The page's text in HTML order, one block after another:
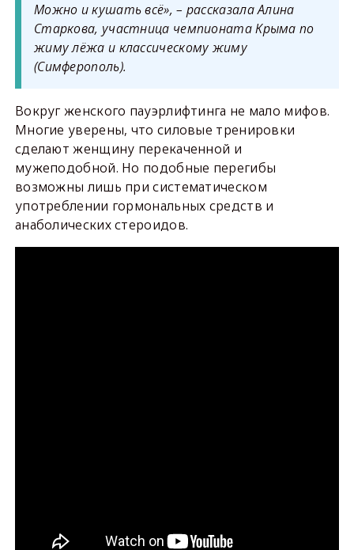
Можно и кушать всё», – рассказала Алина
Старкова, участница чемпионата Крыма по
жиму лёжа и классическому жиму
(Симферополь).
Вокруг женского пауэрлифтинга не мало мифов.
Многие уверены, что силовые тренировки
сделают женщину перекаченной и
мужеподобной. Но подобные перегибы
возможны лишь при систематическом
употреблении гормональных средств и
анаболических стероидов.